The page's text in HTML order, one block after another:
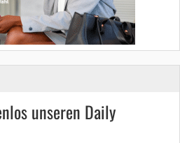
unseren Daily